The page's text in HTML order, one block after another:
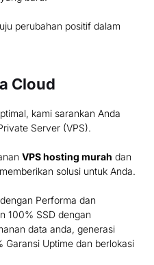
perubahan positif dalam
Cloud
kami sarankan Anda
Server (VPS).
VPS hosting murah dan
solusi untuk Anda.
Performa dan
100% SSD dengan
data anda, generasi
Garansi Uptime dan berlokasi